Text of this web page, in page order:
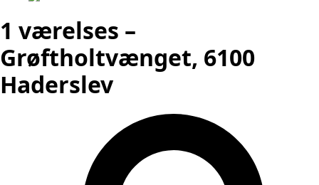
1 værelses –
Grøftholtvænget, 6100
Haderslev